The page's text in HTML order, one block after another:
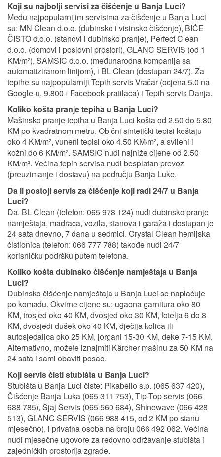
Koji su najbolji servisi za čišćenje u Banja Luci?
Među najpopularnijim servisima za čišćenje u Banja Luci
su: MN Clean d.o.o. (dubinsko i visinsko čišćenje), BIĆE
ČISTO d.o.o. (stanovi i dubinsko pranje), Perfect Clean
d.o.o. (domovi i poslovni prostori), GLANC SERVIS (od 1
KM/m²), SAMSIC d.o.o. (međunarodna kompanija sa
automatiziranom linijom), i BL Clean (dostupan 24/7). Za
tepihe su najpopularniji Tepih servis Vračar (ocjena 5.0 na
Google-u, 9.800+ Facebook pratilaca) i Tepih servis Danja.
Koliko košta pranje tepiha u Banja Luci?
Mašinsko pranje tepiha u Banja Luci košta od 2.50 do 5.80
KM po kvadratnom metru. Obični sintetički tepisi koštaju
oko 4 KM/m², vuneni tepisi oko 4.50 KM/m², a svileni i
kožni do 6 KM/m². SAMSIC nudi najniže cijene od 2.50
KM/m². Većina tepih servisa nudi besplatan prevoz
(preuzimanje i dostavu) na području Banja Luke.
Da li postoji servis za čišćenje koji radi 24/7 u Banja
Luci?
Da. BL Clean (telefon: 065 978 124) nudi dubinsko pranje
namještaja, madraca, vozila, stanova i garaža i dostupan je
24 sata dnevno, 7 dana u sedmici. Crystal Clean hemijska
čistionica (telefon: 066 777 788) takođe nudi 24/7
korisničku podršku putem telefona.
Koliko košta dubinsko čišćenje namještaja u Banja
Luci?
Dubinsko čišćenje namještaja u Banja Luci se naplaćuje
po komadu. Okvirne cijene su: ugaona garnitura oko 80
KM, trosjed oko 40 KM, dvosjed oko 30 KM, fotelja 6 do 8
KM, dvosjedi dušek oko 40 KM, dječija kolica ili
autosjedalica oko 25 KM, jorgani 15-30 KM, deke 7-15 KM.
Alternativno, možete iznajmiti Kärcher mašinu za 50 KM na
24 sata i sami obaviti posao.
Koji servis čisti stubišta u Banja Luci?
Stubišta u Banja Luci čiste: Pikabello s.p. (065 637 420),
Čišćenje Banja Luka (065 311 753), Tip-Top servis (066
688 785), Sjaj Servis (065 560 684), Shinewave (066 428
513), GLANC SERVIS (066 988 415, od 2 KM po stanu
mjesečno), i privatna osoba na broju 066 492 062. Većina
nudi mjesečne ugovore za redovno održavanje stubišta i
zajedničkih prostorija zgrade.